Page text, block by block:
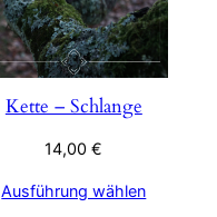
Kette – Schlange
14,00€
Ausführung wählen